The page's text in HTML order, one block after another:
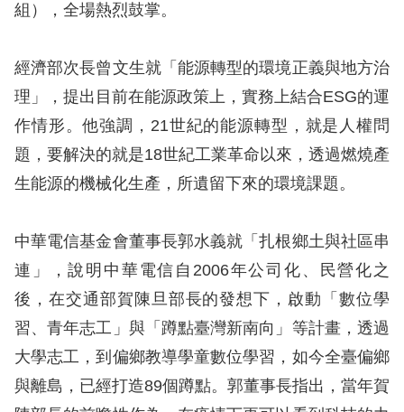
組），全場熱烈鼓掌。
經濟部次長曾文生就「能源轉型的環境正義與地方治
理」，提出目前在能源政策上，實務上結合ESG的運
作情形。他強調，21世紀的能源轉型，就是人權問
題，要解決的就是18世紀工業革命以來，透過燃燒產
生能源的機械化生產，所遺留下來的環境課題。
中華電信基金會董事長郭水義就「扎根鄉土與社區串
連」，說明中華電信自2006年公司化、民營化之
後，在交通部賀陳旦部長的發想下，啟動「數位學
習、青年志工」與「蹲點臺灣新南向」等計畫，透過
大學志工，到偏鄉教導學童數位學習，如今全臺偏鄉
與離島，已經打造89個蹲點。郭董事長指出，當年賀